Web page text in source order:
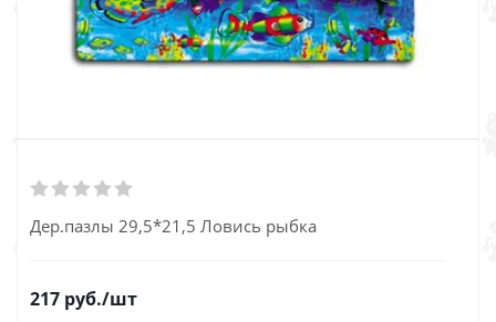
Дер.пазлы 29,5*21,5 Ловись рыбка
217 руб./шт